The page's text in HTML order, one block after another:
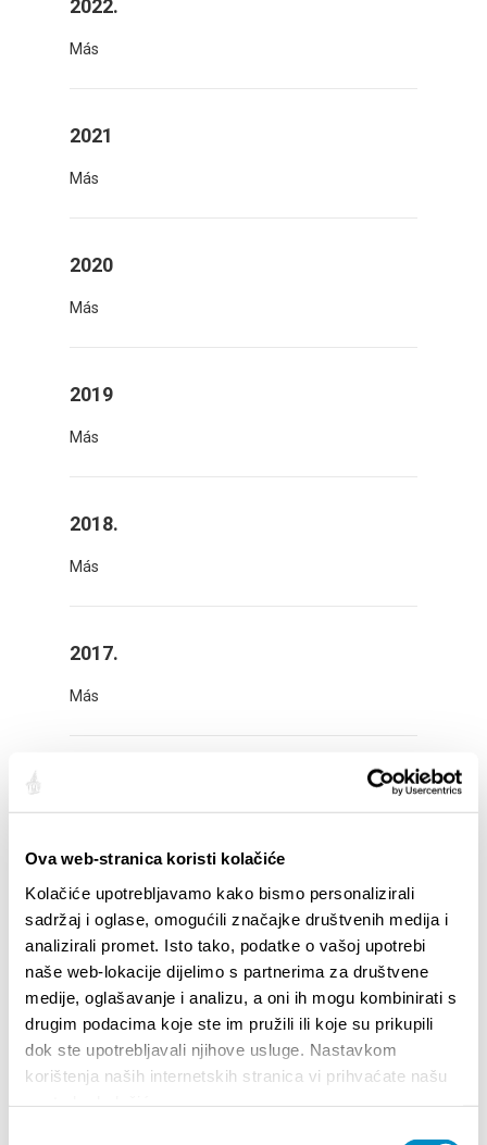
Ova web-stranica koristi kolačiće
Kolačiće upotrebljavamo kako bismo personalizirali
sadržaj i oglase, omogućili značajke društvenih medija i
analizirali promet. Isto tako, podatke o vašoj upotrebi
naše web-lokacije dijelimo s partnerima za društvene
medije, oglašavanje i analizu, a oni ih mogu kombinirati s
drugim podacima koje ste im pružili ili koje su prikupili
dok ste upotrebljavali njihove usluge. Nastavkom
korištenja naših internetskih stranica vi prihvaćate našu
2022.
Más
2021
Más
2020
Más
2019
Más
2018.
Más
2017.
Más
TENDERS FOR EVENTS
EVENTOS
CITY OF SPLIT EVENT CALENDAR
72th